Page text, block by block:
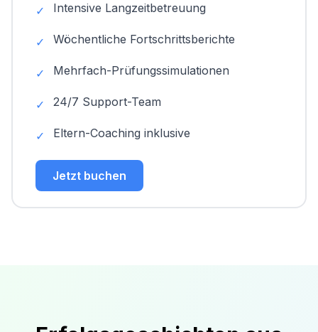
✓ Intensive Langzeitbetreuung
✓ Wöchentliche Fortschrittsberichte
✓ Mehrfach-Prüfungssimulationen
✓ 24/7 Support-Team
✓ Eltern-Coaching inklusive
Jetzt buchen